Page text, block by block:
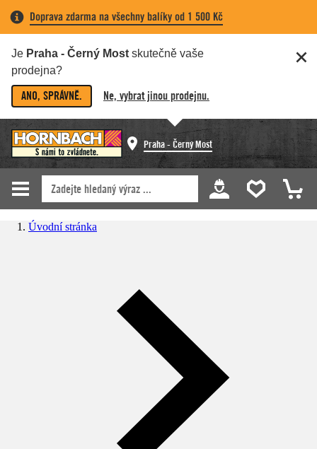
Doprava zdarma na všechny balíky od 1 500 Kč
Je Praha - Černý Most skutečně vaše
prodejna?
ANO, SPRÁVNĚ. Ne, vybrat jinou prodejnu.
Praha - Černý Most
Úvodní stránka